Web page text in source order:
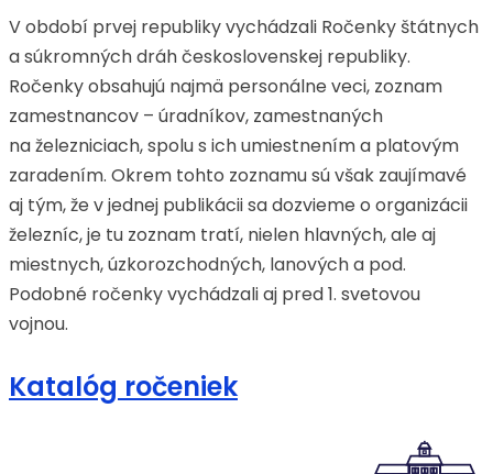
V období prvej republiky vychádzali Ročenky štátnych
a súkromných dráh československej republiky.
Ročenky obsahujú najmä personálne veci, zoznam
zamestnancov – úradníkov, zamestnaných
na železniciach, spolu s ich umiestnením a platovým
zaradením. Okrem tohto zoznamu sú však zaujímavé
aj tým, že v jednej publikácii sa dozvieme o organizácii
železníc, je tu zoznam tratí, nielen hlavných, ale aj
miestnych, úzkorozchodných, lanových a pod.
Podobné ročenky vychádzali aj pred 1. svetovou
vojnou.
Katalóg ročeniek